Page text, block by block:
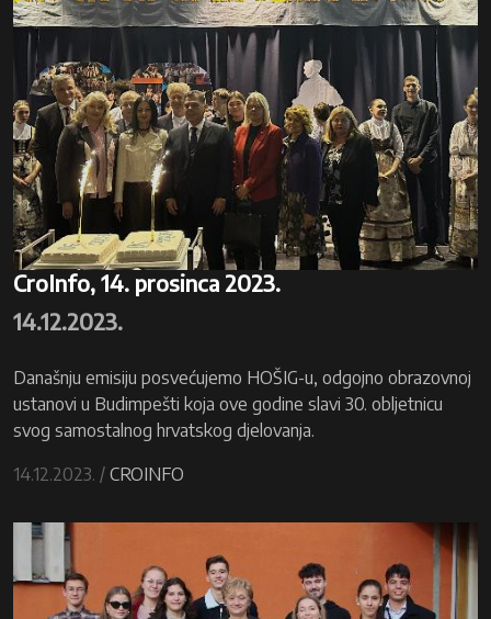
CroInfo, 14. prosinca 2023.
14.12.2023.
Današnju emisiju posvećujemo HOŠIG-u, odgojno obrazovnoj
ustanovi u Budimpešti koja ove godine slavi 30. obljetnicu
svog samostalnog hrvatskog djelovanja.
14.12.2023. / CROINFO